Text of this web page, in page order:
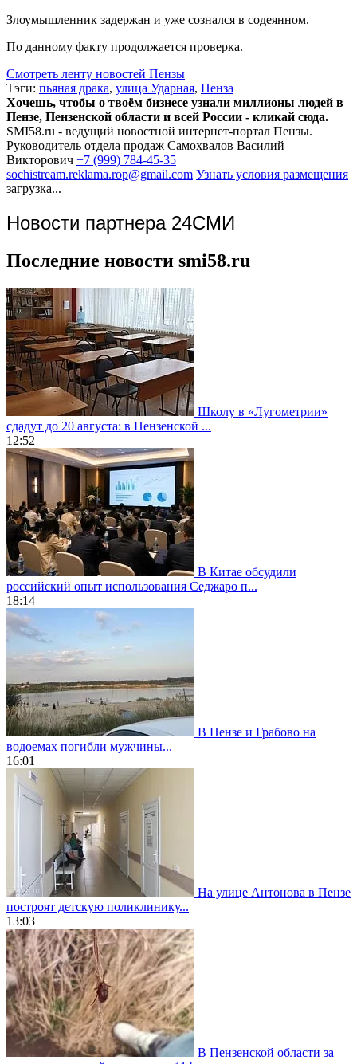
Злоумышленник задержан и уже сознался в содеянном.
По данному факту продолжается проверка.
Смотреть ленту новостей Пензы
Тэги: пьяная драка, улица Ударная, Пенза
Хочешь, чтобы о твоём бизнесе узнали миллионы людей в
Пензе, Пензенской области и всей России - кликай сюда.
SMI58.ru - ведущий новостной интернет-портал Пензы.
Руководитель отдела продаж Самохвалов Василий
Викторович +7 (999) 784-45-35
sochistream.reklama.rop@gmail.com Узнать условия размещения
загрузка...
Новости партнера 24СМИ
Последние новости smi58.ru
Школу в «Лугометрии»
сдадут до 20 августа: в Пензенской ...
12:52
В Китае обсудили
российский опыт использования Седжаро п...
18:14
В Пензе и Грабово на
водоемах погибли мужчины...
16:01
На улице Антонова в Пензе
построят детскую поликлинику...
13:03
В Пензенской области за